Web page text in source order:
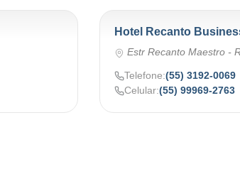
Hotel Recanto
Estr Recanto Maestro -
Telefone:(55) 3192-0069
Celular:(55) 99969-2763